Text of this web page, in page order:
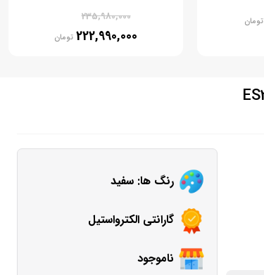
تومان
235,980,000
222,990,000 تومان
رنگ ها: سفید
گارانتی الکترواستیل
ناموجود